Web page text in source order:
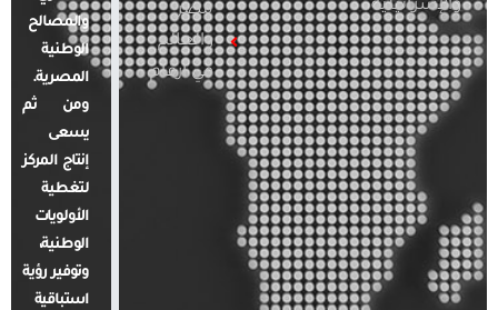
والإسرائيلية
مصر
والعالم
في أرقام
والمصالح
الوطنية
المصرية.
ومن ثم
يسعى
إنتاج المركز
لتغطية
الأولويات
الوطنية،
وتوفير رؤية
استباقية